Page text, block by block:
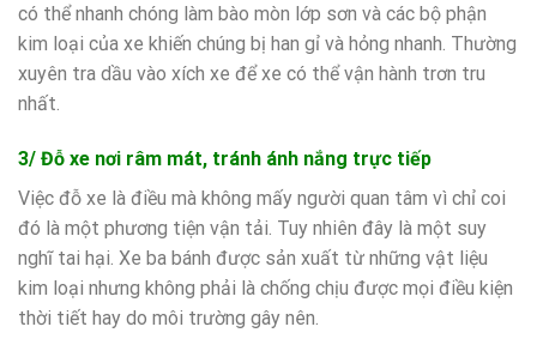
có thể nhanh chóng làm bào mòn lớp sơn và các bộ phận
kim loại của xe khiến chúng bị han gỉ và hỏng nhanh. Thường
xuyên tra dầu vào xích xe để xe có thể vận hành trơn tru
nhất.
3/ Đỗ xe nơi râm mát, tránh ánh nắng trực tiếp
Việc đỗ xe là điều mà không mấy người quan tâm vì chỉ coi
đó là một phương tiện vận tải. Tuy nhiên đây là một suy
nghĩ tai hại. Xe ba bánh được sản xuất từ những vật liệu
kim loại nhưng không phải là chống chịu được mọi điều kiện
thời tiết hay do môi trường gây nên.